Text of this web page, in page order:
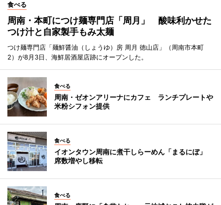
食べる
周南・本町につけ麺専門店「周月」 酸味利かせた
つけ汁と自家製手もみ太麺
つけ麺専門店「麺鮮醤油（しょうゆ）房 周月 徳山店」（周南市本町
2）が8月3日、海鮮居酒屋店跡にオープンした。
食べる
周南・ゼオンアリーナにカフェ ランチプレートや
米粉シフォン提供
食べる
イオンタウン周南に煮干しらーめん「まるにぼ」
席数増やし移転
食べる